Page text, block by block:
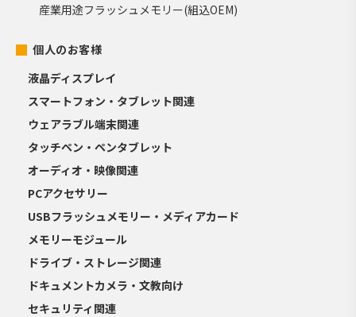
産業用途フラッシュメモリー(組込OEM)
個人のお客様
液晶ディスプレイ
スマートフォン・タブレット関連
ウェアラブル端末関連
タッチペン・ペンタブレット
オーディオ・映像関連
PCアクセサリー
USBフラッシュメモリー・メディアカード
メモリーモジュール
ドライブ・ストレージ関連
ドキュメントカメラ・文教向け
セキュリティ関連